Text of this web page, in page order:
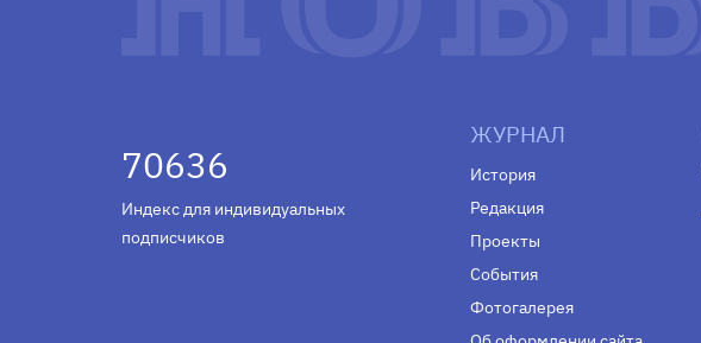
70636
Индекс для индивидуальных
подписчиков
ЖУРНАЛ
История
Редакция
Проекты
События
Фотогалерея